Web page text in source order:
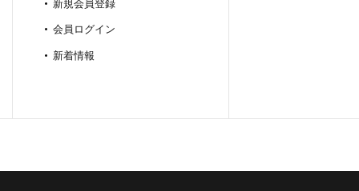
新規会員登録
会員ログイン
新着情報